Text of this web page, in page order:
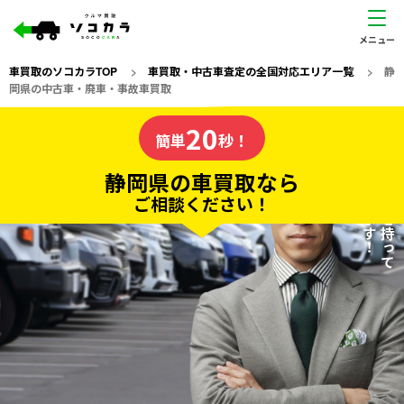
車買取のソコカラTOP > 車買取・中古車査定の全国対応エリア一覧> 静
岡県の中古車・廃車・事故車買取
の車買取なら
ソコカラの
電話か出張か、高い方の査定を提案。
だから高価買取!
私たちが責任を持って
査定いたします！
簡単20秒！
静岡県の車買取なら
ご相談ください！
20秒で入力完了！
無料で カンタンWeb査定
ご依頼いただいたお車を丁寧に査定いたします